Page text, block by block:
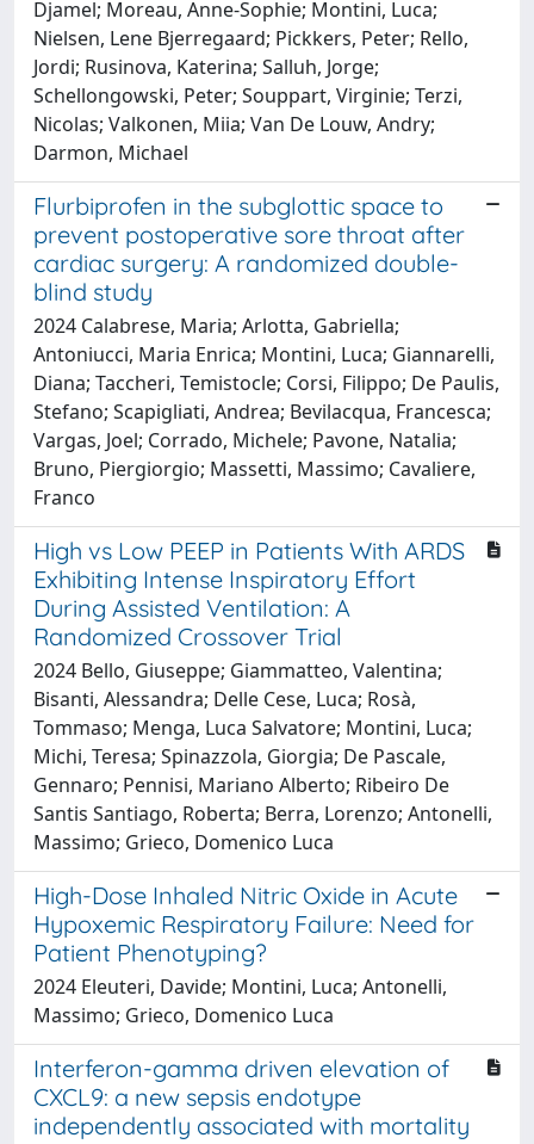
Djamel; Moreau, Anne-Sophie; Montini, Luca;
Nielsen, Lene Bjerregaard; Pickkers, Peter; Rello,
Jordi; Rusinova, Katerina; Salluh, Jorge;
Schellongowski, Peter; Souppart, Virginie; Terzi,
Nicolas; Valkonen, Miia; Van De Louw, Andry;
Darmon, Michael
Flurbiprofen in the subglottic space to
prevent postoperative sore throat after
cardiac surgery: A randomized double-
blind study
2024 Calabrese, Maria; Arlotta, Gabriella;
Antoniucci, Maria Enrica; Montini, Luca; Giannarelli,
Diana; Taccheri, Temistocle; Corsi, Filippo; De Paulis,
Stefano; Scapigliati, Andrea; Bevilacqua, Francesca;
Vargas, Joel; Corrado, Michele; Pavone, Natalia;
Bruno, Piergiorgio; Massetti, Massimo; Cavaliere,
Franco
High vs Low PEEP in Patients With ARDS
Exhibiting Intense Inspiratory Effort
During Assisted Ventilation: A
Randomized Crossover Trial
2024 Bello, Giuseppe; Giammatteo, Valentina;
Bisanti, Alessandra; Delle Cese, Luca; Rosà,
Tommaso; Menga, Luca Salvatore; Montini, Luca;
Michi, Teresa; Spinazzola, Giorgia; De Pascale,
Gennaro; Pennisi, Mariano Alberto; Ribeiro De
Santis Santiago, Roberta; Berra, Lorenzo; Antonelli,
Massimo; Grieco, Domenico Luca
High-Dose Inhaled Nitric Oxide in Acute
Hypoxemic Respiratory Failure: Need for
Patient Phenotyping?
2024 Eleuteri, Davide; Montini, Luca; Antonelli,
Massimo; Grieco, Domenico Luca
Interferon-gamma driven elevation of
CXCL9: a new sepsis endotype
independently associated with mortality